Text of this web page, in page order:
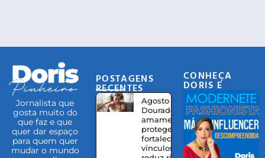
Jornalista que
gosta muito do
que faz e que
quer dar espaço
para quem quer
mudar o mundo
POSTAGENS
RECENTES
Agosto
Dourado:
amamentação
protege,
fortalece
vínculos e
CONHEÇA
DORIS E
EQUIPE